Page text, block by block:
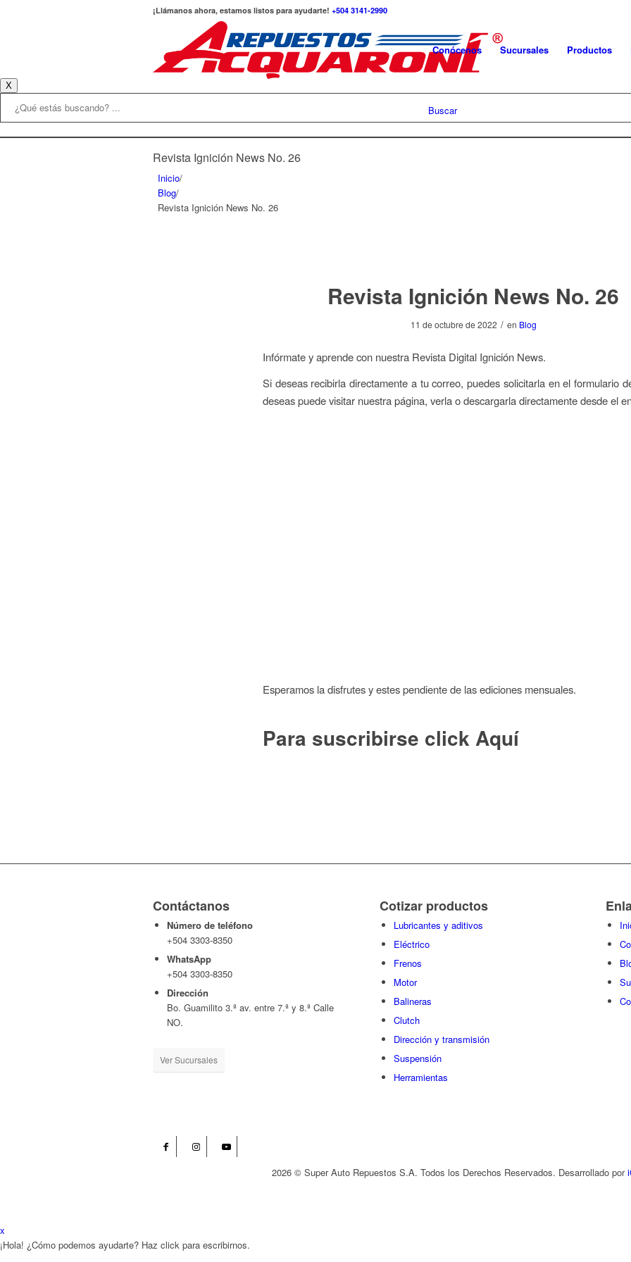
¡Llámanos ahora, estamos listos para ayudarte! +504 3141-2990
Conócenos Sucursales Productos
Buscar
X
Revista Ignición News No. 26
Inicio/
Blog/
Revista Ignición News No. 26
Revista Ignición News No. 26
11 de octubre de 2022 / en Blog
Infórmate y aprende con nuestra Revista Digital Ignición News.
Si deseas recibirla directamente a tu correo, puedes solicitarla en el formulario
deseas puede visitar nuestra página, verla o descargarla directamente desde el
Esperamos la disfrutes y estes pendiente de las ediciones mensuales.
Para suscribirse click Aquí
Contáctanos
Número de teléfono
+504 3303-8350
WhatsApp
+504 3303-8350
Dirección
Bo. Guamilito 3.ª av. entre 7.ª y 8.ª Calle
NO.
Ver Sucursales
Cotizar productos
Lubricantes y aditivos
Eléctrico
Frenos
Motor
Balineras
Clutch
Dirección y transmisión
Suspensión
Herramientas
2026 © Super Auto Repuestos S.A. Todos los Derechos Reservados. Desarrollado por
x
¡Hola! ¿Cómo podemos ayudarte? Haz click para escribirnos.